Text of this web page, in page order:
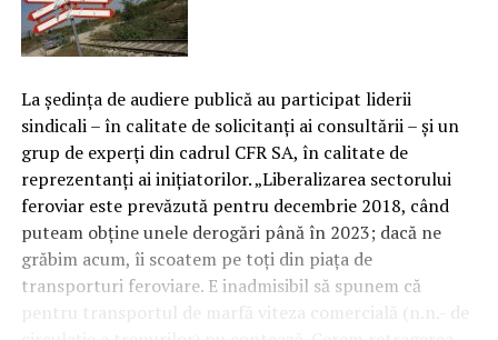
La şedinţa de audiere publică au participat liderii
sindicali – în calitate de solicitanţi ai consultării – şi un
grup de experţi din cadrul CFR SA, în calitate de
reprezentanţi ai iniţiatorilor. „Liberalizarea sectorului
feroviar este prevăzută pentru decembrie 2018, când
puteam obţine unele derogări până în 2023; dacă ne
grăbim acum, îi scoatem pe toţi din piaţa de
transporturi feroviare. E inadmisibil să spunem că
pentru transportul de marfă viteza comercială (n.n.- de